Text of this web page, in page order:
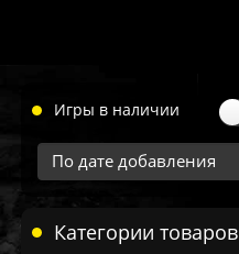
Игры в наличии
Категории товаров